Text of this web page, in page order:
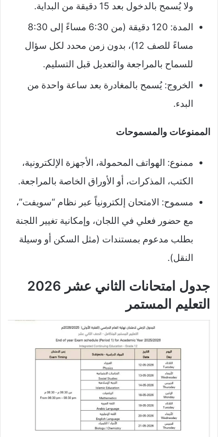
ولا يُسمح بالدخول بعد 15 دقيقة من البداية.
المدة: 120 دقيقة (من 6:30 مساءً إلى 8:30
مساءً للصف 12)، بدون زمن محدد لكل سؤال
للسماح بالمراجعة والتعديل قبل التسليم.
الخروج: يُسمح بالمغادرة بعد ساعة واحدة من
البدء.
الممنوعات والمسموحات
ممنوع: الهواتف المحمولة، الأجهزة الإلكترونية،
الكتب، المذكرات، أو الأوراق الخاصة بالمراجعة.
مسموح: الامتحان إلكترونياً عبر نظام “سويفت”،
مع حضور فعلي في اللجان، وإمكانية تغيير اللجنة
بطلب مدعوم بمستندات (مثل السكن أو وسيلة
النقل).
جدول امتحانات الثاني عشر 2026
التعليم المستمر